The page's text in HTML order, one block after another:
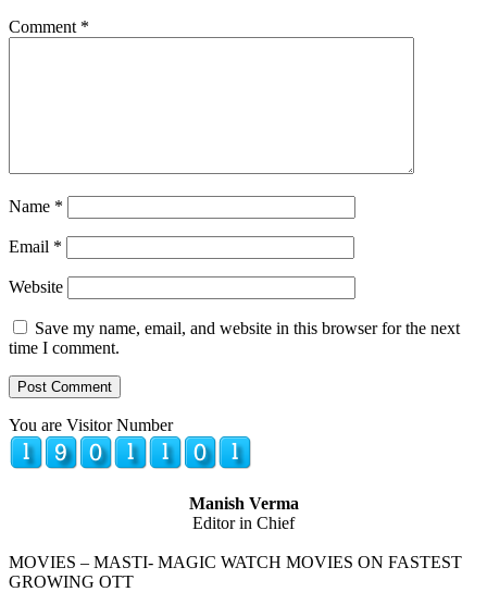
Comment *
Name *
Email *
Website
Save my name, email, and website in this browser for the next
time I comment.
You are Visitor Number
Manish Verma
Editor in Chief
MOVIES – MASTI- MAGIC WATCH MOVIES ON FASTEST
GROWING OTT